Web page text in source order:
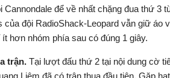
Cannondale để về nhất chặng đua thứ 3
của đội RadioShack-Leopard vẫn giữ áo
hơn nhóm phía sau có đúng 1 giây.
trận. Tại lượt đấu thứ 2 tại nội dung cờ
Liêm đã có trận thua đầu tiên. Gặp